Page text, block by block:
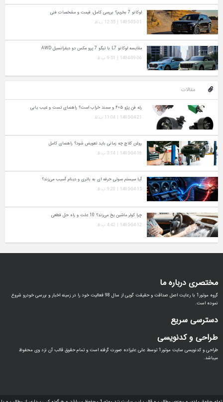
لوکانو 7 بخریم؟ بررسی کامل، قیمت و مشخصات فنی
1405-03-01 | 12:55 ب.ظ
مقایسه لوکانو L7 با تیگو 7 پرو مکس دو دیفرانسیل AWD
1404-09-06 | 9:51 ب.ظ
مقالات
رله فن پژو ۴۰۵ و سمند خراب است؟ راهنمای تست و عیب‌ یابی
1405-04-21 | 11:04 ب.ظ
روغن کلاچ چه زمانی باید تعویض شود؟ راهنمای کامل
1405-04-16 | 3:14 ب.ظ
آیا سیستم صوتی حرفه‌ ای به باتری و دینام آسیب می‌زند؟
1405-04-15 | 9:20 ب.ظ
چرا کولر ماشین یخ می‌زند؟ 10 علت و راه‌ حل قطعی
1405-04-12 | 4:42 ب.ظ
مختصری درباره ما
گروه موتور1 با رعایت اصل صداقت و حقیقت گویی از سال 98 فعالیت خود را در زمینه اخبار و بررسی خودرو شروع
نموده است.
دسترسی سریع
طراحی و کدنویسی
طراحی و کدنویسی سایت موتور1 توسط علی علیزاده صورت گرفته است و تمام حقوق قالب آن نزد وی محفوظ
میباشد.